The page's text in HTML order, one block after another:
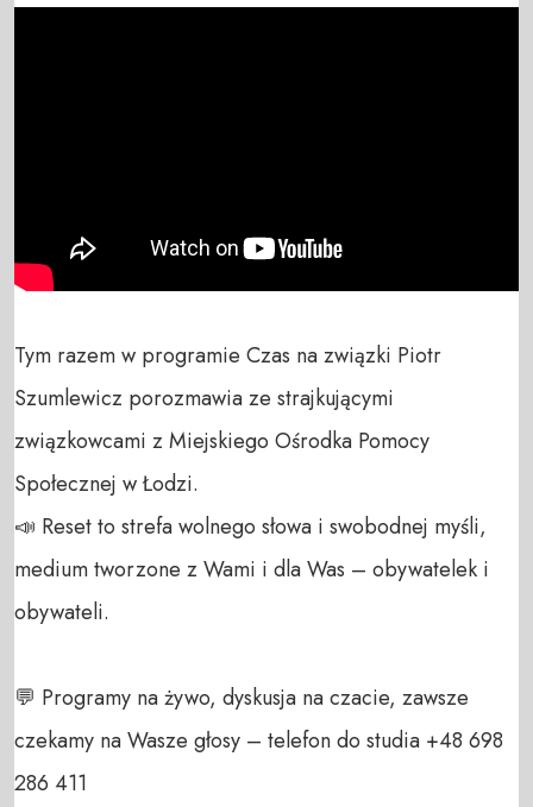
Tym razem w programie Czas na związki Piotr
Szumlewicz porozmawia ze strajkującymi
związkowcami z Miejskiego Ośrodka Pomocy
Społecznej w Łodzi.
📣 Reset to strefa wolnego słowa i swobodnej myśli,
medium tworzone z Wami i dla Was – obywatelek i
obywateli.
💬 Programy na żywo, dyskusja na czacie, zawsze
czekamy na Wasze głosy – telefon do studia +48 698
286 411